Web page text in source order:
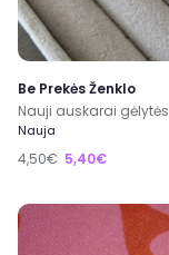
Be Prekės Ženklo
Nauji auskarai gėlytės
Nauja
4,50€ 5,40€